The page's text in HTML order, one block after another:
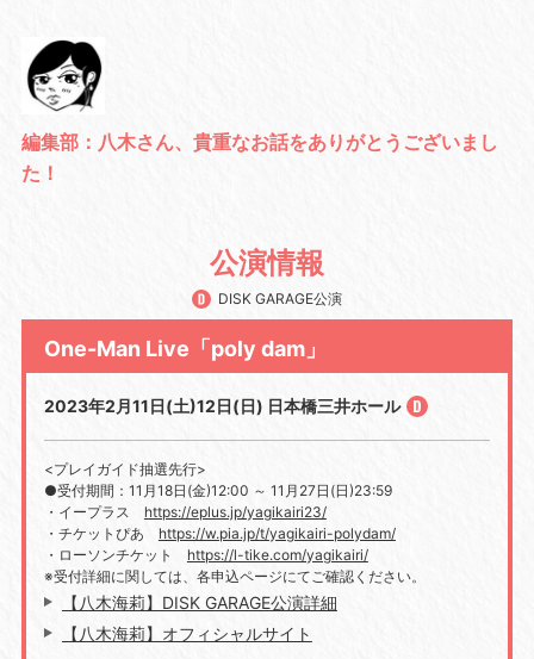
編集部：八木さん、貴重なお話をありがとうございまし
た！
公演情報
DISK GARAGE公演
One-Man Live「poly dam」
2023年2月11日(土)12日(日) 日本橋三井ホール
<プレイガイド抽選先行>
●受付期間：11月18日(金)12:00 ～ 11月27日(日)23:59
・イープラス https://eplus.jp/yagikairi23/
・チケットぴあ https://w.pia.jp/t/yagikairi-polydam/
・ローソンチケット https://l-tike.com/yagikairi/
※受付詳細に関しては、各申込ページにてご確認ください。
【八木海莉】DISK GARAGE公演詳細
【八木海莉】オフィシャルサイト